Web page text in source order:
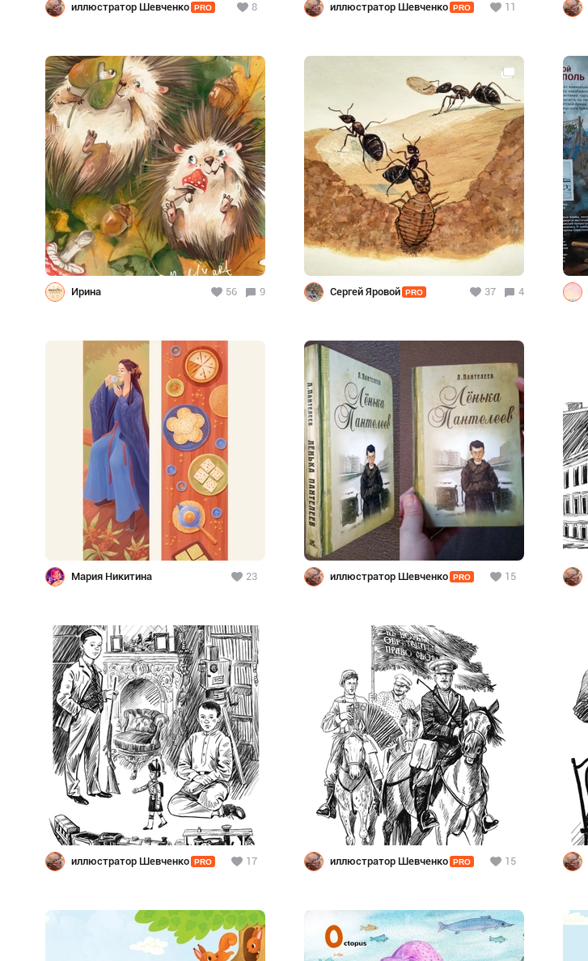
иллюстратор Шевченко PRO 8 иллюстратор Шевченко PRO 11
Ирина 56 9 Сергей Яровой PRO 37 4
Мария Никитина 23 иллюстратор Шевченко PRO 15
иллюстратор Шевченко PRO 17 иллюстратор Шевченко PRO 15